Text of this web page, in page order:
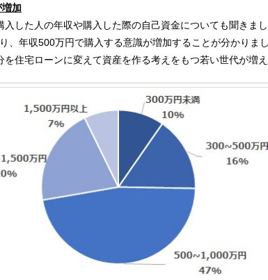
加
した人の年収や購入した際の自己資金についても聞きま
、年収500万円で購入する意識が増加することが分かりま
住宅ローンに変えて資産を作る考えをもつ若い世代が増え